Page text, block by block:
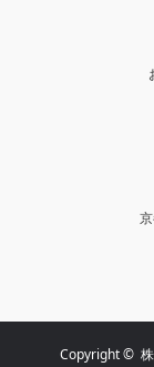
Copyright ©